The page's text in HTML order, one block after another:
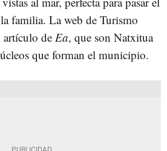
familia. La web de Turismo
artículo de Ea, que son Natxitua
que forman el municipio.